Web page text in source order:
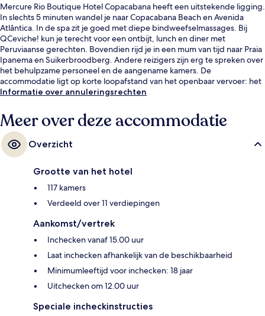
Mercure Rio Boutique Hotel Copacabana heeft een uitstekende ligging.
In slechts 5 minuten wandel je naar Copacabana Beach en Avenida
Atlântica. In de spa zit je goed met diepe bindweefselmassages. Bij
QCeviche! kun je terecht voor een ontbijt, lunch en diner met
Peruviaanse gerechten. Bovendien rijd je in een mum van tijd naar Praia
Ipanema en Suikerbroodberg. Andere reizigers zijn erg te spreken over
het behulpzame personeel en de aangename kamers. De
accommodatie ligt op korte loopafstand van het openbaar vervoer: het
is 7 minuten lopen naar Station Siqueira Campos en 14 minuten naar
Informatie over annuleringsrechten
Meer over deze accommodatie
Overzicht
Grootte van het hotel
117 kamers
Verdeeld over 11 verdiepingen
Aankomst/vertrek
Inchecken vanaf 15.00 uur
Laat inchecken afhankelijk van de beschikbaarheid
Minimumleeftijd voor inchecken: 18 jaar
Uitchecken om 12.00 uur
Speciale incheckinstructies